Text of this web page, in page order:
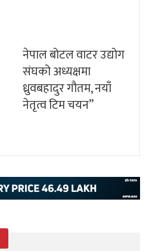
नेपाल बोटल वाटर उद्योग
संघको अध्यक्षमा
ध्रुवबहादुर गौतम, नयाँ
नेतृत्व टिम चयन”